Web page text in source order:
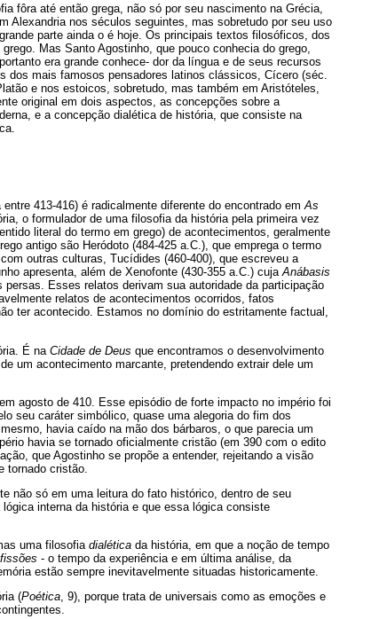
fôra até então grega, não só por seu nascimento na Grécia,
Alexandria nos séculos seguintes, mas sobretudo por seu uso
parte ainda o é hoje. Os principais textos filosóficos, dos
Mas Santo Agostinho, que pouco conhecia do grego,
era grande conhece- dor da língua e de seus recursos
mais famosos pensadores latinos clássicos, Cícero (séc.
e nos estoicos, sobretudo, mas também em Aristóteles,
original em dois aspectos, as concepções sobre a
e a concepção dialética de história, que consiste na
entre 413-416) é radicalmente diferente do encontrado emAs
o formulador de uma filosofia da história pela primeira vez
literal do termo em grego) de acontecimentos, geralmente
antigo são Heródoto (484-425 a.C.), que emprega o termo
outras culturas, Tucídides (460-400), que escreveu a
apresenta, além de Xenofonte (430-355 a.C.) cujaAnábasis
Esses relatos derivam sua autoridade da participação
relatos de acontecimentos ocorridos, fatos
ter acontecido. Estamos no domínio do estritamente factual,
É na Cidade de Deus que encontramos o desenvolvimento
um acontecimento marcante, pretendendo extrair dele um
agosto de 410. Esse episódio de forte impacto no império foi
seu caráter simbólico, quase uma alegoria do fim dos
havia caído na mão dos bárbaros, o que parecia um
havia se tornado oficialmente cristão (em 390 com o edito
que Agostinho se propõe a entender, rejeitando a visão
tornado cristão.
não só em uma leitura do fato histórico, dentro de seu
interna da história e que essa lógica consiste
uma filosofia dialética da história, em que a noção de tempo
- o tempo da experiência e em última análise, da
estão sempre inevitavelmente situadas historicamente.
(Poética, 9), porque trata de universais como as emoções e